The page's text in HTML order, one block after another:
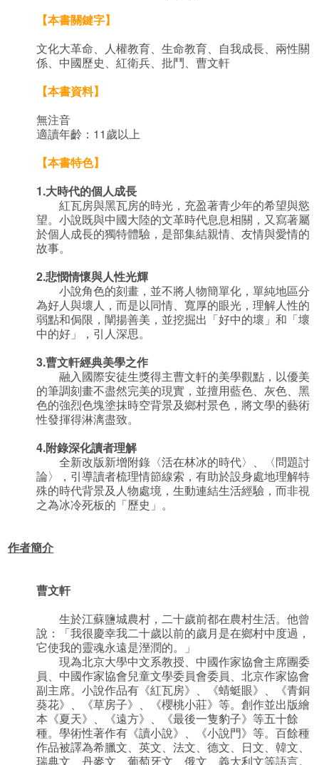
【本書關鍵字】
文化大革命、人權教育、生命教育、自我成長、兩性關
係、中國歷史、紅衛兵、批鬥、曹文軒
【本書資料】
無注音
適讀年齡：11歲以上
【本書特色】
1.大時代的個人成長
紅瓦房與黑瓦房的時光，充盈著青少年的希望與慾
望。小說既與中國大陸的文革時代息息相關，又寫著屬
於個人成長的獨特體驗，是部集結親情、友情與愛情的
故事。
2.悲憫情懷與人性光輝
小說角色的刻畫，並不將人物簡單化，單純地區分
為好人與壞人，而是以同情、寬厚的眼光，理解人性的
弱點和侷限，闡揚善美，並挖掘出「好中的壞」和「壞
中的好」，引人深思。
3.曹文軒經典美學之作
融入國際安徒生獎得主曹文軒的美學觀點，以優美
的筆調刻畫不盡然完美的現實，並擅用藍色、灰色、黑
色的強烈色塊塗抹時空背景及鄉村景色，將文學的藝術
性發揮得淋漓盡致。
4.附錄深化讀者理解
全新改版新增附錄〈活在林冰的時代〉、〈問題討
論〉，引導讀者梳理情節線索，有助於設身處地理解特
殊的時代背景及人物處境，生動連結生活經驗，而非視
之為冰冷死板的「歷史」。
作者簡介
曹文軒
生於江蘇鹽城農村，二十歲前都在農村生活。他曾
說：「我很慶幸我二十歲以前的歲月是在鄉村中度過，
它使我的靈魂永遠是溼潤的。」
現為北京大學中文系教授、中國作家協會主席團委
員、中國作家協會兒童文學委員會委員、北京作家協會
副主席。小說作品有《紅瓦房》、《蜻蜓眼》、《青銅
葵花》、《草房子》、《櫻桃小莊》等。創作並出版繪
本《夏天》、《遠方》、《最後一隻豹子》等五十餘
種。學術性著作有《讀小說》、《小說門》等。百餘種
作品被譯為希臘文、英文、法文、德文、日文、韓文、
瑞典文、丹麥文、葡萄牙文、俄文、義大利文等語言。